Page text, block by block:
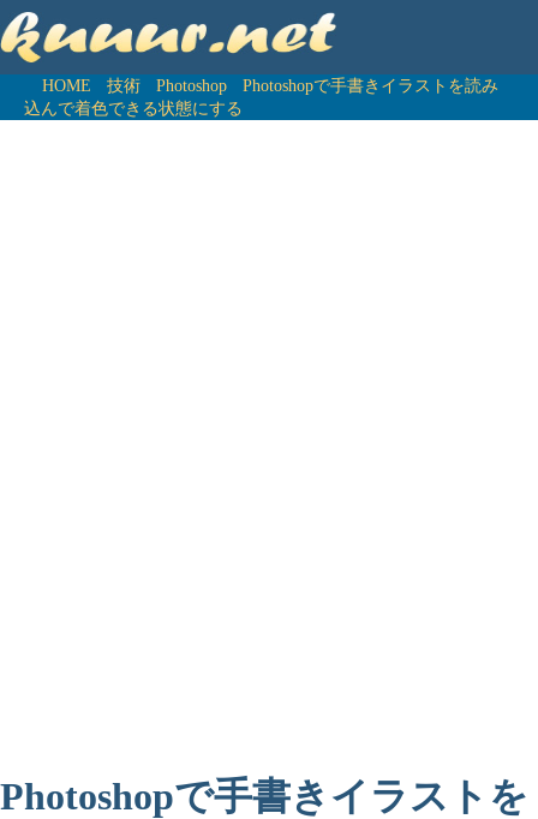
HOME 技術 Photoshop
Photoshopで手書きイラストを読み
込んで着色できる状態にする
Photoshopで手書きイラストを